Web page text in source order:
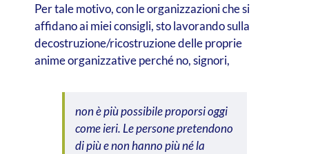
Per tale motivo, con le organizzazioni che si
affidano ai miei consigli, sto lavorando sulla
decostruzione/ricostruzione delle proprie
anime organizzative perché no, signori,
non è più possibile proporsi oggi
come ieri. Le persone pretendono
di più e non hanno più né la